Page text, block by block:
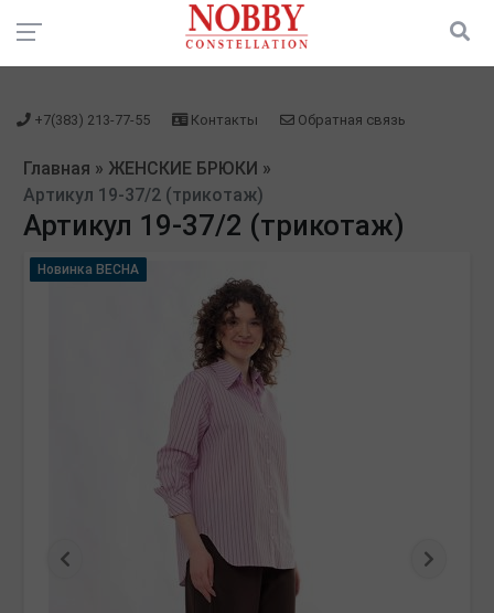
зарегистрироваться" />зарегистрироваться" />
+7(383) 213-77-55 Контакты Обратная связь
Главная » ЖЕНСКИЕ БРЮКИ »
Артикул 19-37/2 (трикотаж)
Артикул 19-37/2 (трикотаж)
Новинка ВЕСНА
Предыдущая